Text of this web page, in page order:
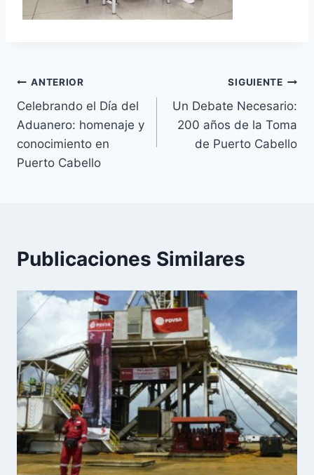
Navegación
de
entradas
ANTERIOR
Celebrando el Día del
Aduanero: homenaje y
conocimiento en
Puerto Cabello
SIGUIENTE
Un Debate Necesario:
200 años de la Toma
de Puerto Cabello
Publicaciones Similares